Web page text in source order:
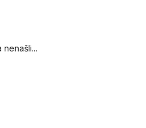
nenašli...